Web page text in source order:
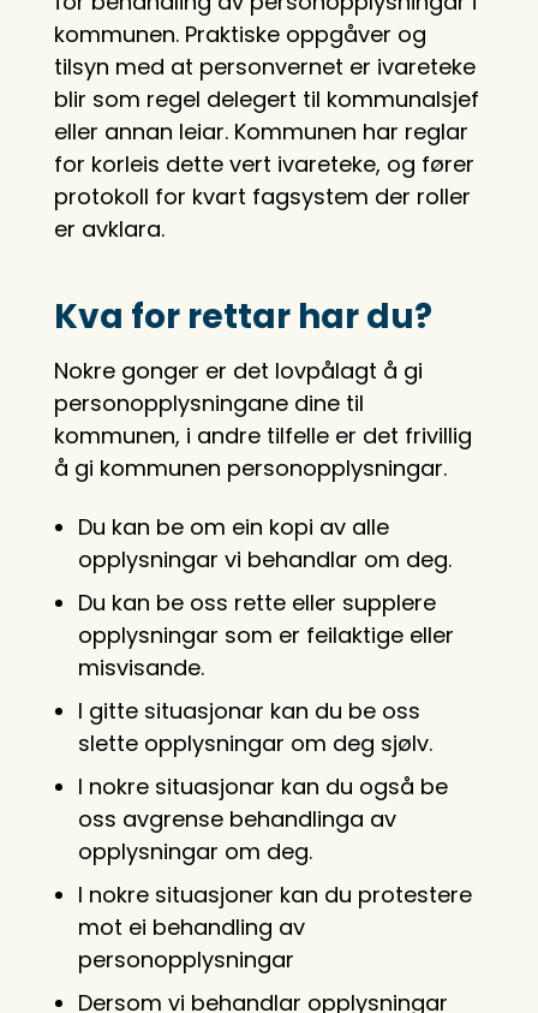
kommunen. Praktiske oppgåver og
tilsyn med at personvernet er ivareteke
blir som regel delegert til kommunalsjef
eller annan leiar. Kommunen har reglar
for korleis dette vert ivareteke, og fører
protokoll for kvart fagsystem der roller
er avklara.
Kva for rettar har du?
Nokre gonger er det lovpålagt å gi
personopplysningane dine til
kommunen, i andre tilfelle er det frivillig
å gi kommunen personopplysningar.
Du kan be om ein kopi av alle
opplysningar vi behandlar om deg.
Du kan be oss rette eller supplere
opplysningar som er feilaktige eller
misvisande.
I gitte situasjonar kan du be oss
slette opplysningar om deg sjølv.
I nokre situasjonar kan du også be
oss avgrense behandlinga av
opplysningar om deg.
I nokre situasjoner kan du protestere
mot ei behandling av
personopplysningar
Dersom vi behandlar opplysningar